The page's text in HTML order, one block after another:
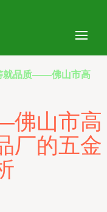
就品质——佛山市高
佛山市高
厂的五金